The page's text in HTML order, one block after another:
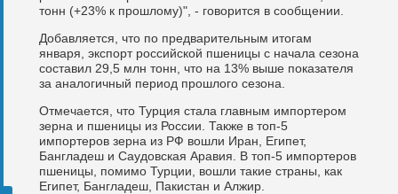
тонн (+23% к прошлому)", - говорится в сообщении.
Добавляется, что по предварительным итогам
января, экспорт российской пшеницы с начала сезона
составил 29,5 млн тонн, что на 13% выше показателя
за аналогичный период прошлого сезона.
Отмечается, что Турция стала главным импортером
зерна и пшеницы из России. Также в топ-5
импортеров зерна из РФ вошли Иран, Египет,
Бангладеш и Саудовская Аравия. В топ-5 импортеров
пшеницы, помимо Турции, вошли такие страны, как
Египет, Бангладеш, Пакистан и Алжир.